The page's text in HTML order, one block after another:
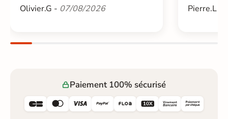
Olivier.G - 07/08/2026 Pierre.L -
Paiement 100% sécurisé
     